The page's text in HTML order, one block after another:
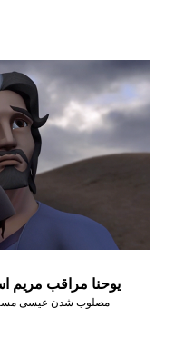
یوحنا مراقب مریم
مصلوب شدن عیسی